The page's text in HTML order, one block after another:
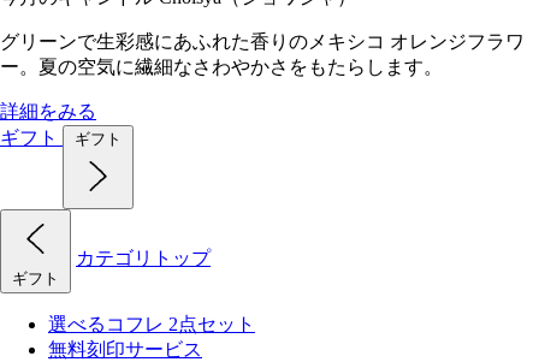
グリーンで生彩感にあふれた香りのメキシコ オレンジフラワ
ー。夏の空気に繊細なさわやかさをもたらします。
詳細をみる
ギフト
ギフト
ギフト
カテゴリトップ
選べるコフレ 2点セット
無料刻印サービス